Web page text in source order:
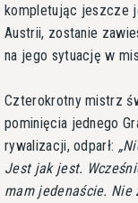
kompletując jeszcze
Austrii, zostanie
na jego sytuację w
Czterokrotny mistrz
pominięcia jednego
rywalizacji, odparł:
Jest jak jest.
mam jedenaście. Nie